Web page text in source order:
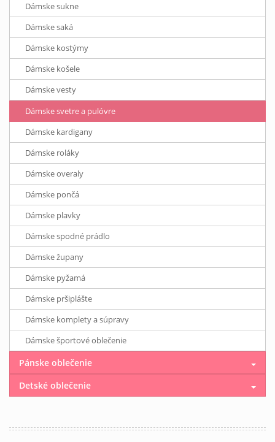
Dámske sukne
Dámske saká
Dámske kostýmy
Dámske košele
Dámske vesty
Dámske svetre a pulóvre
Dámske kardigany
Dámske roláky
Dámske overaly
Dámske pončá
Dámske plavky
Dámske spodné prádlo
Dámske župany
Dámske pyžamá
Dámske pršiplášte
Dámske komplety a súpravy
Dámske športové oblečenie
Pánske oblečenie
Detské oblečenie